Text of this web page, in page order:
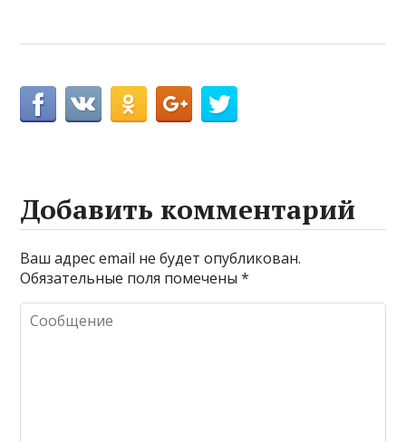
Добавить комментарий
Ваш адрес email не будет опубликован.
Обязательные поля помечены*